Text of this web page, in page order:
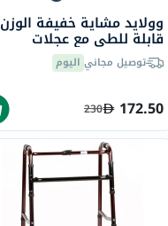
وولايد مشاية خفيفة الوزن
قابلة للطي مع عجلات
JL9125L
توصيل مجاني اليوم
172.50
230